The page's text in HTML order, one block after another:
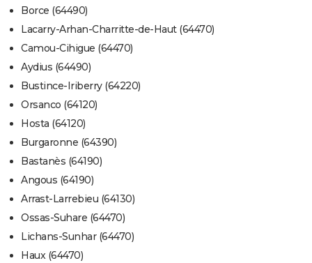
Borce (64490)
Lacarry-Arhan-Charritte-de-Haut (64470)
Camou-Cihigue (64470)
Aydius (64490)
Bustince-Iriberry (64220)
Orsanco (64120)
Hosta (64120)
Burgaronne (64390)
Bastanès (64190)
Angous (64190)
Arrast-Larrebieu (64130)
Ossas-Suhare (64470)
Lichans-Sunhar (64470)
Haux (64470)